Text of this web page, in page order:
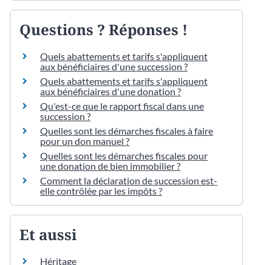
Questions ? Réponses !
Quels abattements et tarifs s'appliquent
aux bénéficiaires d'une succession ?
Quels abattements et tarifs s'appliquent
aux bénéficiaires d'une donation ?
Qu'est-ce que le rapport fiscal dans une
succession ?
Quelles sont les démarches fiscales à faire
pour un don manuel ?
Quelles sont les démarches fiscales pour
une donation de bien immobilier ?
Comment la déclaration de succession est-
elle contrôlée par les impôts ?
Et aussi
Héritage